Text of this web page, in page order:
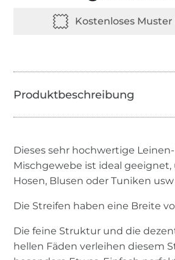
Dieses sehr hochwertige
Mischgewebe ist ideal geeignet,
Hosen, Blusen oder Tuniken
Die Streifen haben eine Breite
Die feine Struktur und die
hellen Fäden verleihen diesem